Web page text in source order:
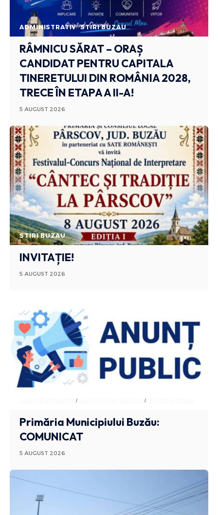
ADMINISTRATIV STIRI BUZAU
RÂMNICU SĂRAT – ORAȘ
CANDIDAT PENTRU CAPITALA
TINERETULUI DIN ROMÂNIA 2028,
TRECE ÎN ETAPA A II-A!
5 AUGUST 2026
STIRI BUZAU
INVITAȚIE!
5 AUGUST 2026
ADMINISTRATIV ANUNTURI BUZAU
Primăria Municipiului Buzău:
COMUNICAT
5 AUGUST 2026